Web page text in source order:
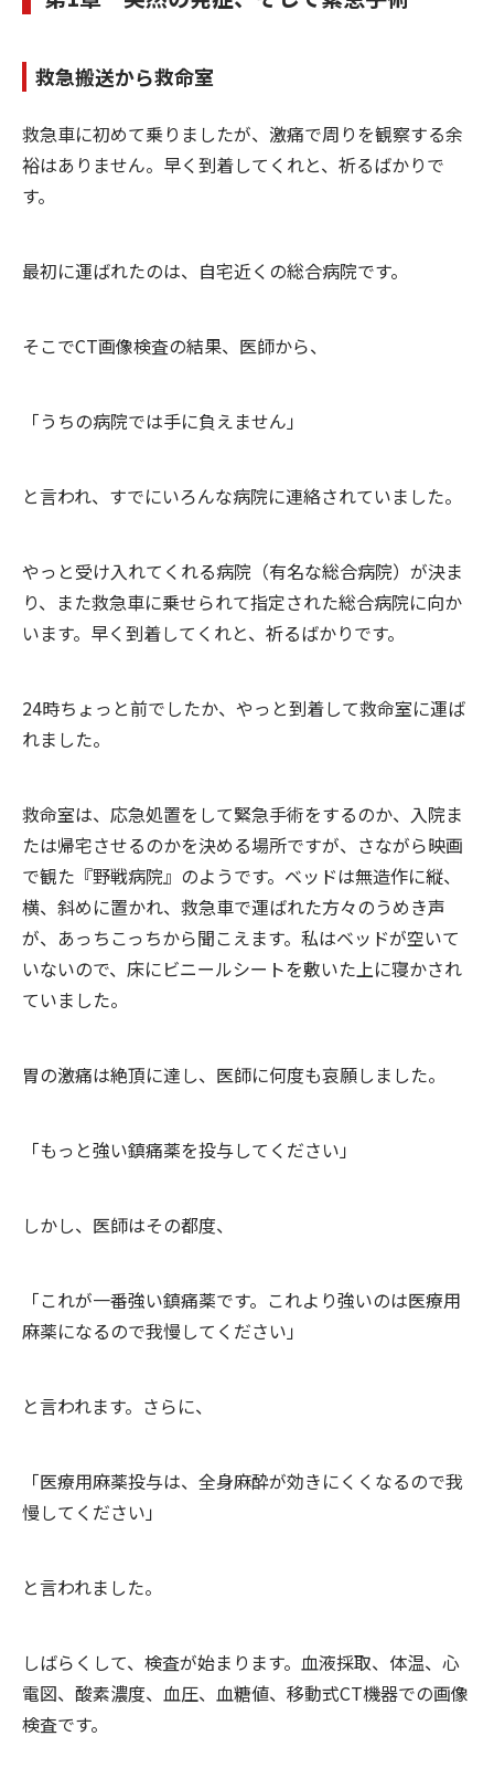
救急搬送から救命室
救急車に初めて乗りましたが、激痛で周りを観察する余
裕はありません。早く到着してくれと、祈るばかりで
す。
最初に運ばれたのは、自宅近くの総合病院です。
そこでCT画像検査の結果、医師から、
「うちの病院では手に負えません」
と言われ、すでにいろんな病院に連絡されていました。
やっと受け入れてくれる病院（有名な総合病院）が決ま
り、また救急車に乗せられて指定された総合病院に向か
います。早く到着してくれと、祈るばかりです。
24時ちょっと前でしたか、やっと到着して救命室に運ば
れました。
救命室は、応急処置をして緊急手術をするのか、入院ま
たは帰宅させるのかを決める場所ですが、さながら映画
で観た『野戦病院』のようです。ベッドは無造作に縦、
横、斜めに置かれ、救急車で運ばれた方々のうめき声
が、あっちこっちから聞こえます。私はベッドが空いて
いないので、床にビニールシートを敷いた上に寝かされ
ていました。
胃の激痛は絶頂に達し、医師に何度も哀願しました。
「もっと強い鎮痛薬を投与してください」
しかし、医師はその都度、
「これが一番強い鎮痛薬です。これより強いのは医療用
麻薬になるので我慢してください」
と言われます。さらに、
「医療用麻薬投与は、全身麻酔が効きにくくなるので我
慢してください」
と言われました。
しばらくして、検査が始まります。血液採取、体温、心
電図、酸素濃度、血圧、血糖値、移動式CT機器での画像
検査です。